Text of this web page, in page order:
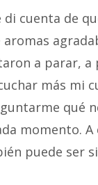
cuenta de
a parar, a
más mi
qué
momento.
puede ser